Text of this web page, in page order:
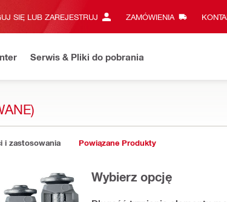
SIĘ LUB ZAREJESTRUJ ZAMÓWIENIA
Serwis & Pliki do pobrania
i zastosowania Powiązane Produkty
Wybierz opcję